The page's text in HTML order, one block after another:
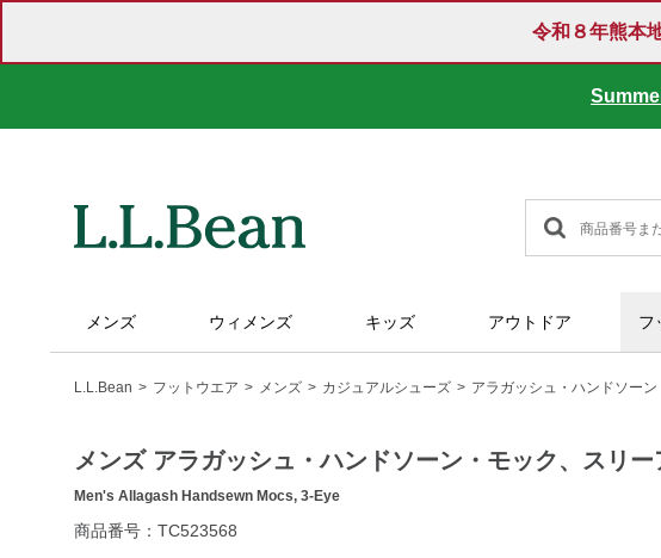
令和８年熊本
メンズ ウィメンズ キッズ アウトドア フ
L.L.Bean フットウエア メンズ カジュアルシューズ アラガッシュ・ハンドソー
メンズ アラガッシュ・ハンドソーン・モック、スリー
Men's Allagash Handsewn Mocs, 3-Eye
https://www.llbean.co.jp/mens/shoes/casual-
商品番号：TC523568